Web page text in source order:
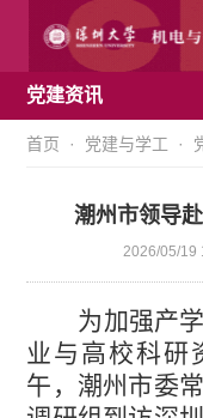
党建资讯
首页 · 党建与学工 ·
潮州市领导
2026/05/19
为加强产
业与高校科研
午，潮州市委